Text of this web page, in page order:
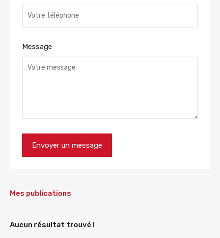
Message
Mes publications
Aucun résultat trouvé !